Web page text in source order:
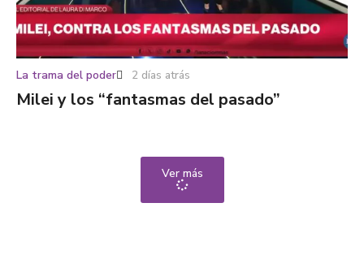
La trama del poder 2 días atrás
Milei y los “fantasmas del pasado”
Ver más